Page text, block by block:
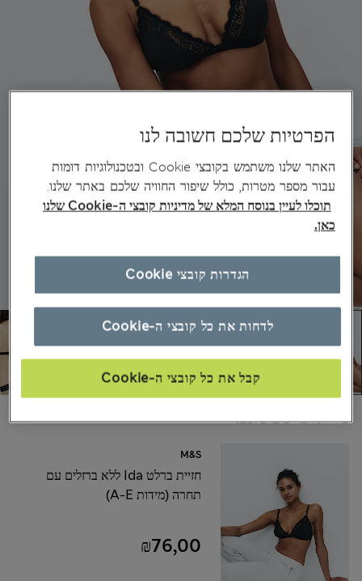
בחירת הפריטים שלכם:
M&S
חזיית ברלט Ida ללא ברזלים עם
תחרה (מידות A-E)
₪76,00
הפרטיות שלכם חשובה לנו
האתר שלנו משתמש בקובצי Cookie ובטכנולוגיות דומות
עבור מספר מטרות, כולל שיפור החוויה שלכם באתר שלנו.
תוכלו לעיין בנוסח המלא של מדיניות קובצי ה-Cookie שלנו
כאן.
לדחות את כל קובצי ה-Cookie
קבל את כל קובצי ה-Cookie
הגדרות קובצי Cookie